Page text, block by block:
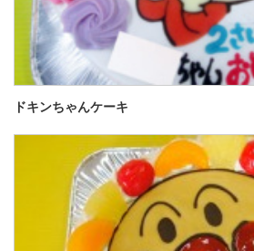
ドキンちゃんケーキ